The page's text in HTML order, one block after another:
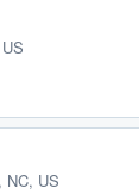
NC, US